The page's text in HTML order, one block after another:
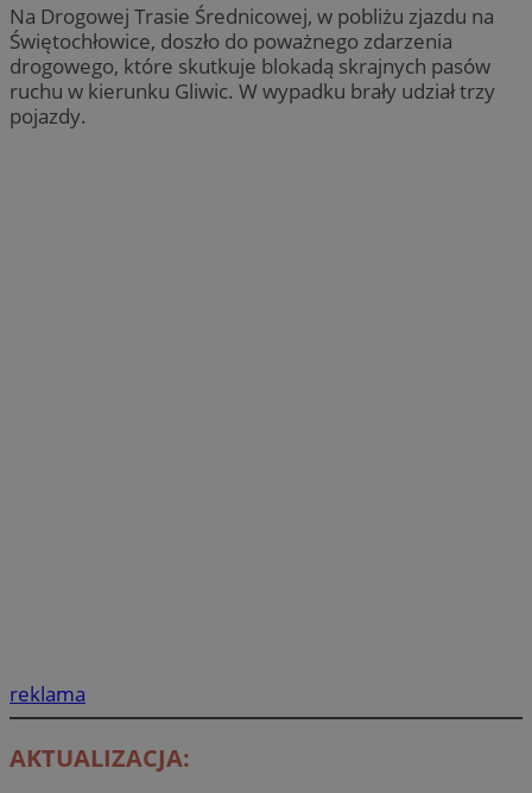
Na Drogowej Trasie Średnicowej, w pobliżu zjazdu na
Świętochłowice, doszło do poważnego zdarzenia
drogowego, które skutkuje blokadą skrajnych pasów
ruchu w kierunku Gliwic. W wypadku brały udział trzy
pojazdy.
reklama
AKTUALIZACJA: